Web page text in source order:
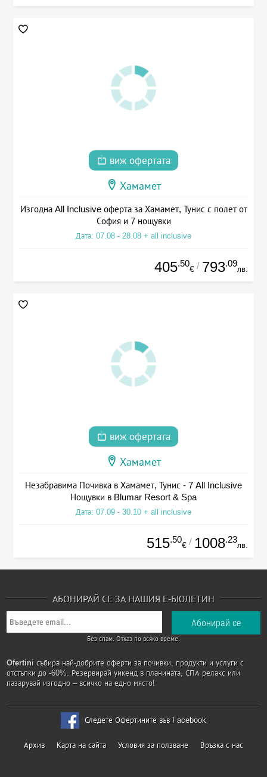
виж офертата
Хамамет
Изгодна All Inclusive оферта за Хамамет, Тунис с полет от
София и 7 нощувки
Дата: 07.08 - 28.08 + all inclusive
405.50
€ / 793.09
лв.
виж офертата
Хамамет
Незабравима Почивка в Хамамет, Тунис - 7 All Inclusive
Нощувки в Blumar Resort & Spa
Дата: 07.09 - 30.10 + all inclusive
515.50
€ / 1008.23
лв.
АБОНИРАЙ СЕ ЗА НАШИЯ Е-БЮЛЕТИН
Без спам. Отказ по всяко време.
Ofertini събира най-добрите оферти за почивки, продукти и услуги с
отстъпки до -60%. Резервирай уикенд в планината, СПА релакс или
пазарувай изгодно – всичко на едно място!
Следете Офертините във Facebook
Архив Карта на сайта Условия за ползване Връзка с нас